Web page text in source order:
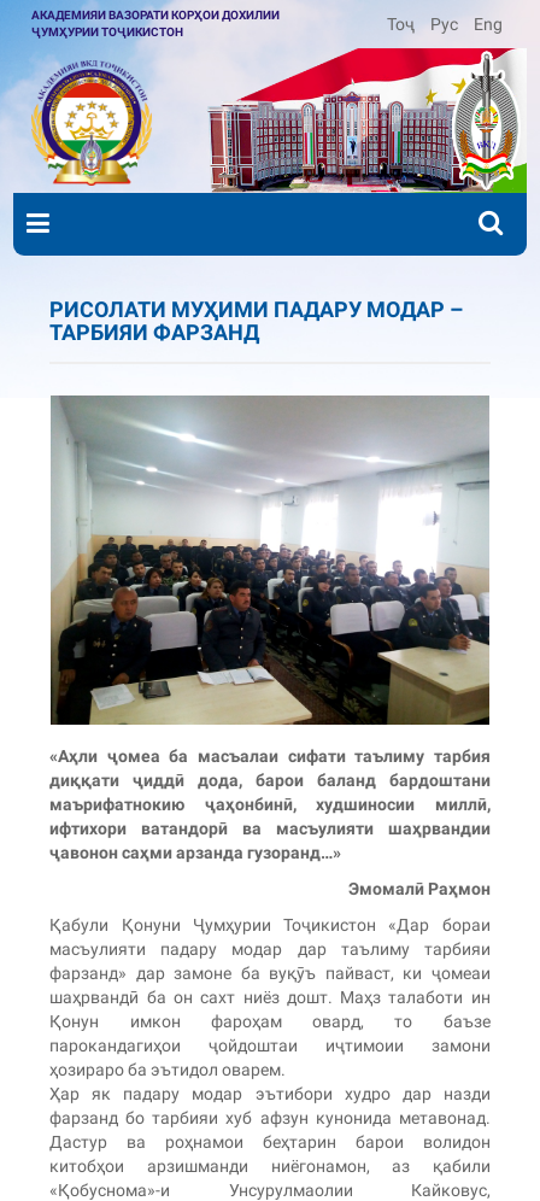
АКАДЕМИЯИ ВАЗОРАТИ КОРҲОИ ДОХИЛИИ
ҶУМҲУРИИ ТОҶИКИСТОН
Тоҷ Рус Eng
РИСОЛАТИ МУҲИМИ ПАДАРУ МОДАР –
ТАРБИЯИ ФАРЗАНД
«Аҳли ҷомеа ба масъалаи сифати таълиму тарбия
диққати ҷиддӣ дода, барои баланд бардоштани
маърифатнокию ҷаҳонбинӣ, худшиносии миллӣ,
ифтихори ватандорӣ ва масъулияти шаҳрвандии
ҷавонон саҳми арзанда гузоранд…»
Эмомалӣ Раҳмон
Қабули Қонуни Ҷумҳурии Тоҷикистон «Дар бораи
масъулияти падару модар дар таълиму тарбияи
фарзанд» дар замоне ба вуқӯъ пайваст, ки ҷомеаи
шаҳрвандӣ ба он сахт ниёз дошт. Маҳз талаботи ин
Қонун имкон фароҳам овард, то баъзе
парокандагиҳои ҷойдоштаи иҷтимоии замони
ҳозираро ба эътидол оварем.
Ҳар як падару модар эътибори худро дар назди
фарзанд бо тарбияи хуб афзун кунонида метавонад.
Дастур ва роҳнамои беҳтарин барои волидон
китобҳои арзишманди ниёгонамон, аз қабили
«Қобуснома»-и Унсурулмаолии Кайковус,